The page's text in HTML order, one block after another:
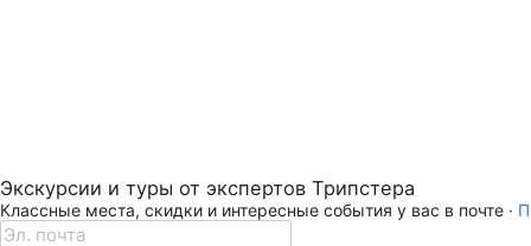
Экскурсии и туры от экспертов Трипстера
Классные места, скидки и интересные события у вас в почте ·